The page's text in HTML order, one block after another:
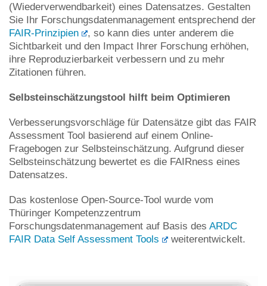
(Wiederverwendbarkeit) eines Datensatzes. Gestalten
Sie Ihr Forschungsdatenmanagement entsprechend der
FAIR-Prinzipien
, so kann dies unter anderem die
Sichtbarkeit und den Impact Ihrer Forschung erhöhen,
ihre Reproduzierbarkeit verbessern und zu mehr
Zitationen führen.
Selbsteinschätzungstool hilft beim Optimieren
Verbesserungsvorschläge für Datensätze gibt das FAIR
Assessment Tool basierend auf einem Online-
Fragebogen zur Selbsteinschätzung. Aufgrund dieser
Selbsteinschätzung bewertet es die FAIRness eines
Datensatzes.
Das kostenlose Open-Source-Tool wurde vom
Thüringer Kompetenzzentrum
Forschungsdatenmanagement auf Basis des ARDC
FAIR Data Self Assessment Tools
weiterentwickelt.